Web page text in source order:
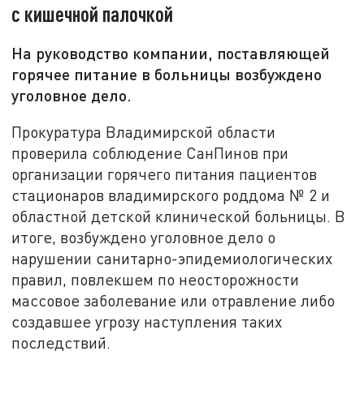
с кишечной палочкой
На руководство компании, поставляющей
горячее питание в больницы возбуждено
уголовное дело.
Прокуратура Владимирской области
проверила соблюдение СанПинов при
организации горячего питания пациентов
стационаров владимирского роддома № 2 и
областной детской клинической больницы. В
итоге, возбуждено уголовное дело о
нарушении санитарно-эпидемиологических
правил, повлекшем по неосторожности
массовое заболевание или отравление либо
создавшее угрозу наступления таких
последствий.